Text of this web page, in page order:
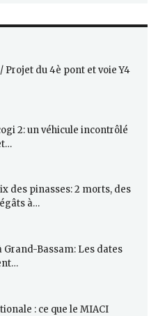
Projet du 4è pont et voie Y4
2: un véhicule incontrôlé
des pinasses: 2 morts, des
à…
Grand-Bassam: Les dates
: ce que le MIACI